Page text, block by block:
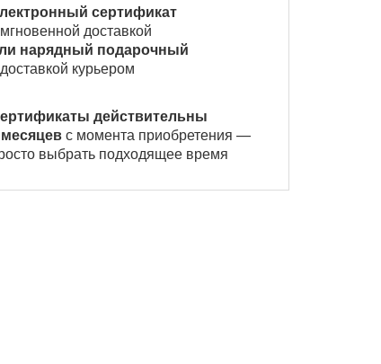
сертификат
доставкой
нарядный подарочный
курьером
действительны
с момента приобретения —
выбрать подходящее время